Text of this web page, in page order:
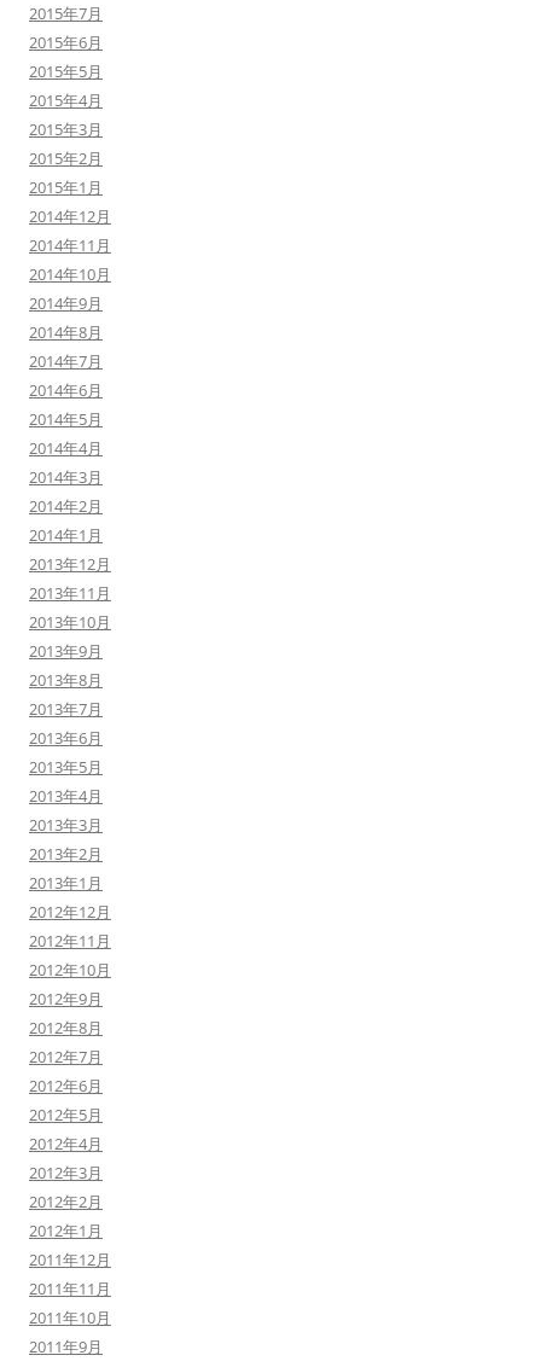
2015年7月
2015年6月
2015年5月
2015年4月
2015年3月
2015年2月
2015年1月
2014年12月
2014年11月
2014年10月
2014年9月
2014年8月
2014年7月
2014年6月
2014年5月
2014年4月
2014年3月
2014年2月
2014年1月
2013年12月
2013年11月
2013年10月
2013年9月
2013年8月
2013年7月
2013年6月
2013年5月
2013年4月
2013年3月
2013年2月
2013年1月
2012年12月
2012年11月
2012年10月
2012年9月
2012年8月
2012年7月
2012年6月
2012年5月
2012年4月
2012年3月
2012年2月
2012年1月
2011年12月
2011年11月
2011年10月
2011年9月